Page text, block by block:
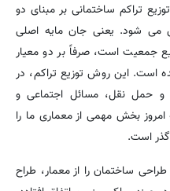
تراکم ساختمانی بر مبنای دو
می شود. یعنی جان مایه اصلی
جمعیت است، صرفاً بر دو معیار
است. این روش توزیع تراکم، در
و حمل نقل، مسائل اجتماعی و
بخش مهمی از معماری ما را
است.
ساختمان را از معمار، طراح